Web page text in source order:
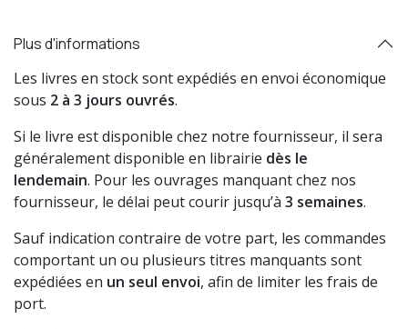
Plus d'informations
Les livres en stock sont expédiés en envoi économique
sous 2 à 3 jours ouvrés.
Si le livre est disponible chez notre fournisseur, il sera
généralement disponible en librairie dès le
lendemain. Pour les ouvrages manquant chez nos
fournisseur, le délai peut courir jusqu’à 3 semaines.
Sauf indication contraire de votre part, les commandes
comportant un ou plusieurs titres manquants sont
expédiées en un seul envoi, afin de limiter les frais de
port.